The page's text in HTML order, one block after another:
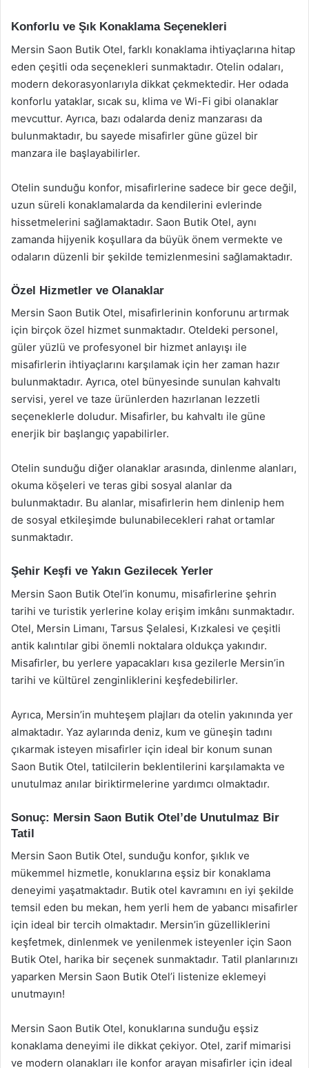
Konforlu ve Şık Konaklama Seçenekleri
Mersin Saon Butik Otel, farklı konaklama ihtiyaçlarına hitap
eden çeşitli oda seçenekleri sunmaktadır. Otelin odaları,
modern dekorasyonlarıyla dikkat çekmektedir. Her odada
konforlu yataklar, sıcak su, klima ve Wi-Fi gibi olanaklar
mevcuttur. Ayrıca, bazı odalarda deniz manzarası da
bulunmaktadır, bu sayede misafirler güne güzel bir
manzara ile başlayabilirler.
Otelin sunduğu konfor, misafirlerine sadece bir gece değil,
uzun süreli konaklamalarda da kendilerini evlerinde
hissetmelerini sağlamaktadır. Saon Butik Otel, aynı
zamanda hijyenik koşullara da büyük önem vermekte ve
odaların düzenli bir şekilde temizlenmesini sağlamaktadır.
Özel Hizmetler ve Olanaklar
Mersin Saon Butik Otel, misafirlerinin konforunu artırmak
için birçok özel hizmet sunmaktadır. Oteldeki personel,
güler yüzlü ve profesyonel bir hizmet anlayışı ile
misafirlerin ihtiyaçlarını karşılamak için her zaman hazır
bulunmaktadır. Ayrıca, otel bünyesinde sunulan kahvaltı
servisi, yerel ve taze ürünlerden hazırlanan lezzetli
seçeneklerle doludur. Misafirler, bu kahvaltı ile güne
enerjik bir başlangıç yapabilirler.
Otelin sunduğu diğer olanaklar arasında, dinlenme alanları,
okuma köşeleri ve teras gibi sosyal alanlar da
bulunmaktadır. Bu alanlar, misafirlerin hem dinlenip hem
de sosyal etkileşimde bulunabilecekleri rahat ortamlar
sunmaktadır.
Şehir Keşfi ve Yakın Gezilecek Yerler
Mersin Saon Butik Otel’in konumu, misafirlerine şehrin
tarihi ve turistik yerlerine kolay erişim imkânı sunmaktadır.
Otel, Mersin Limanı, Tarsus Şelalesi, Kızkalesi ve çeşitli
antik kalıntılar gibi önemli noktalara oldukça yakındır.
Misafirler, bu yerlere yapacakları kısa gezilerle Mersin’in
tarihi ve kültürel zenginliklerini keşfedebilirler.
Ayrıca, Mersin’in muhteşem plajları da otelin yakınında yer
almaktadır. Yaz aylarında deniz, kum ve güneşin tadını
çıkarmak isteyen misafirler için ideal bir konum sunan
Saon Butik Otel, tatilcilerin beklentilerini karşılamakta ve
unutulmaz anılar biriktirmelerine yardımcı olmaktadır.
Sonuç: Mersin Saon Butik Otel’de Unutulmaz Bir
Tatil
Mersin Saon Butik Otel, sunduğu konfor, şıklık ve
mükemmel hizmetle, konuklarına eşsiz bir konaklama
deneyimi yaşatmaktadır. Butik otel kavramını en iyi şekilde
temsil eden bu mekan, hem yerli hem de yabancı misafirler
için ideal bir tercih olmaktadır. Mersin’in güzelliklerini
keşfetmek, dinlenmek ve yenilenmek isteyenler için Saon
Butik Otel, harika bir seçenek sunmaktadır. Tatil planlarınızı
yaparken Mersin Saon Butik Otel’i listenize eklemeyi
unutmayın!
Mersin Saon Butik Otel, konuklarına sunduğu eşsiz
konaklama deneyimi ile dikkat çekiyor. Otel, zarif mimarisi
ve modern olanakları ile konfor arayan misafirler için ideal